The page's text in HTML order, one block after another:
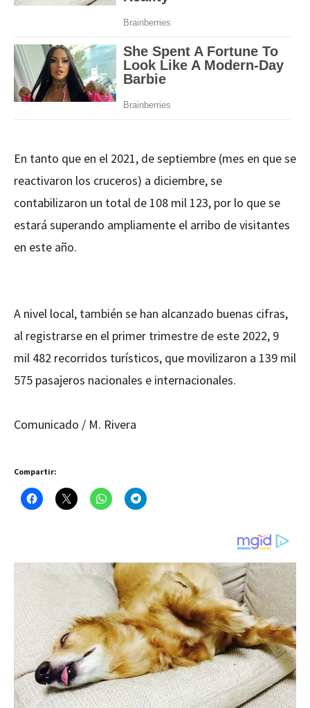
En tanto que en el 2021, de septiembre (mes en que se
reactivaron los cruceros) a diciembre, se
contabilizaron un total de 108 mil 123, por lo que se
estará superando ampliamente el arribo de visitantes
en este año.
A nivel local, también se han alcanzado buenas cifras,
al registrarse en el primer trimestre de este 2022, 9
mil 482 recorridos turísticos, que movilizaron a 139 mil
575 pasajeros nacionales e internacionales.
Comunicado / M. Rivera
Compartir: